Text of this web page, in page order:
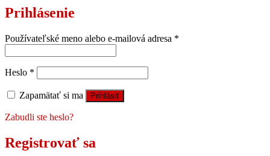
Prihlásenie
Používateľské meno alebo e-mailová adresa *
Heslo *
Zapamätať si ma Prihlásiť
Zabudli ste heslo?
Registrovať sa